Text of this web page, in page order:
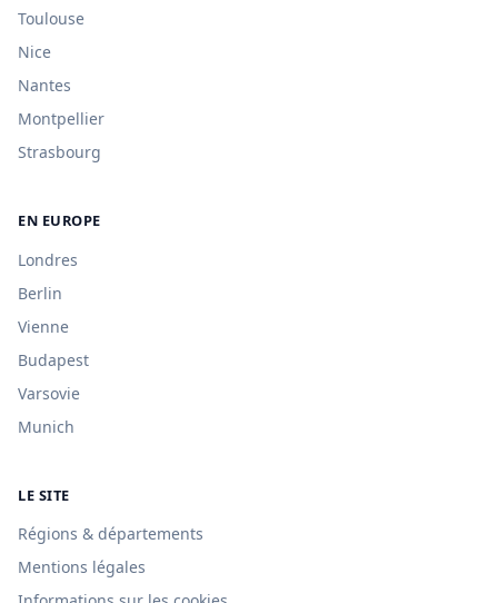
Toulouse
Nice
Nantes
Montpellier
Strasbourg
EN EUROPE
Londres
Berlin
Vienne
Budapest
Varsovie
Munich
LE SITE
Régions & départements
Mentions légales